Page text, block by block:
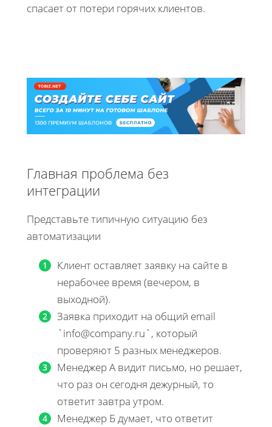
спасает от потери горячих клиентов.
Главная проблема без
интеграции
Представьте типичную ситуацию без
автоматизации
Клиент оставляет заявку на сайте в
нерабочее время (вечером, в
выходной).
Заявка приходит на общий email
`info@company.ru`, который
проверяют 5 разных менеджеров.
Менеджер А видит письмо, но решает,
что раз он сегодня дежурный, то
ответит завтра утром.
Менеджер Б думает, что ответит